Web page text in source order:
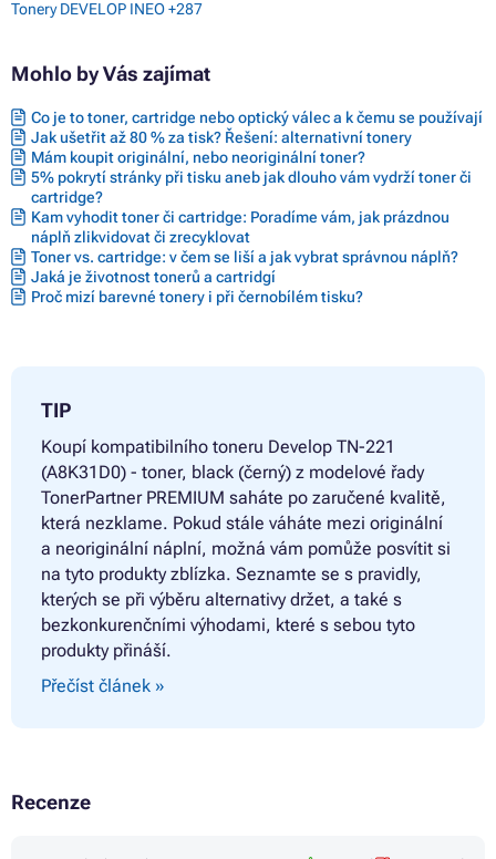
Tonery DEVELOP INEO +287
Mohlo by Vás zajímat
Co je to toner, cartridge nebo optický válec a k čemu se používají
Jak ušetřit až 80 % za tisk? Řešení: alternativní tonery
Mám koupit originální, nebo neoriginální toner?
5% pokrytí stránky při tisku aneb jak dlouho vám vydrží toner či
cartridge?
Kam vyhodit toner či cartridge: Poradíme vám, jak prázdnou
náplň zlikvidovat či zrecyklovat
Toner vs. cartridge: v čem se liší a jak vybrat správnou náplň?
Jaká je životnost tonerů a cartridgí
Proč mizí barevné tonery i při černobílém tisku?
TIP
Koupí kompatibilního toneru Develop TN-221
(A8K31D0) - toner, black (černý) z modelové řady
TonerPartner PREMIUM saháte po zaručené kvalitě,
která nezklame. Pokud stále váháte mezi originální
a neoriginální náplní, možná vám pomůže posvítit si
na tyto produkty zblízka. Seznamte se s pravidly,
kterých se při výběru alternativy držet, a také s
bezkonkurenčními výhodami, které s sebou tyto
produkty přináší.
Přečíst článek »
Recenze